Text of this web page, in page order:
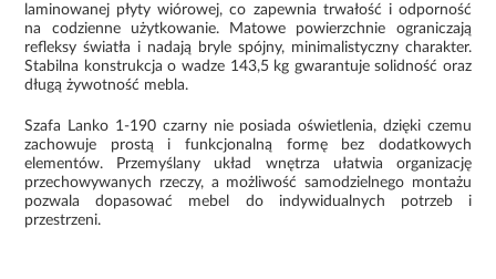
laminowanej płyty wiórowej, co zapewnia trwałość i odporność
na codzienne użytkowanie. Matowe powierzchnie ograniczają
refleksy światła i nadają bryle spójny, minimalistyczny charakter.
Stabilna konstrukcja o wadze 143,5 kg gwarantuje solidność oraz
długą żywotność mebla.
Szafa Lanko 1-190 czarny nie posiada oświetlenia, dzięki czemu
zachowuje prostą i funkcjonalną formę bez dodatkowych
elementów. Przemyślany układ wnętrza ułatwia organizację
przechowywanych rzeczy, a możliwość samodzielnego montażu
pozwala dopasować mebel do indywidualnych potrzeb i
przestrzeni.